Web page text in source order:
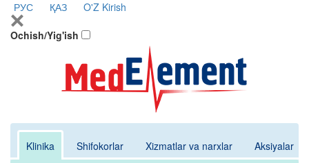
РУС ҚАЗ O'Z Kirish
Ochish/Yig'ish
Klinika Shifokorlar Xizmatlar va narxlar Aksiyalar